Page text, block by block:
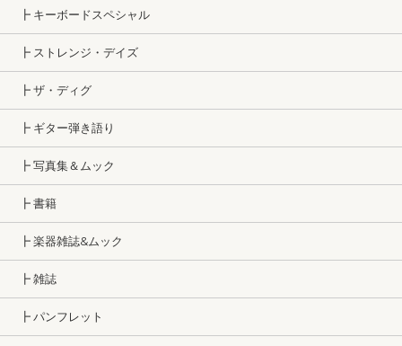
┣ キーボードスペシャル
┣ ストレンジ・デイズ
┣ ザ・ディグ
┣ ギター弾き語り
┣ 写真集＆ムック
┣ 書籍
┣ 楽器雑誌&ムック
┣ 雑誌
┣ パンフレット